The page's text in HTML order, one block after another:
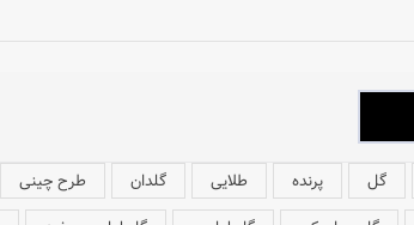
گل پرنده طلایی گلدان
طرح چینی